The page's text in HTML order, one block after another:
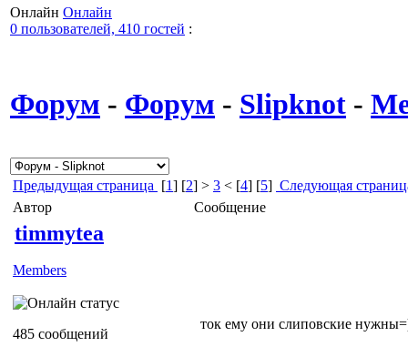
Онлайн Онлайн
0 пользователей, 410 гостей :
Форум - Форум - Slipknot -
Предыдущая страница [1] [2] > 3 < [4] [5] Следующая
Автор
Сообщение
timmytea
Members
485 сообщений
ток ему они слиповские